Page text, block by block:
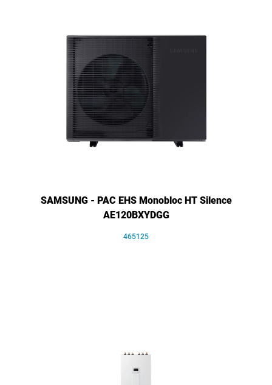
SAMSUNG - PAC EHS Monobloc HT Silence
AE120BXYDGG
465125